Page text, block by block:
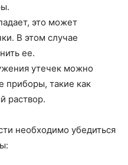
это может
В этом случае
ее.
утечек можно
приборы, такие как
раствор.
необходимо убедиться